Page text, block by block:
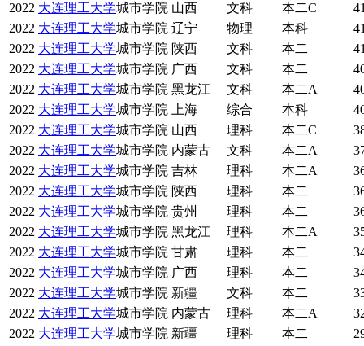
2022 大连理工大学城市学院 山西 文科 本二C
2022 大连理工大学城市学院 辽宁 物理 本科
2022 大连理工大学城市学院 陕西 文科 本二
2022 大连理工大学城市学院 广西 文科 本二
2022 大连理工大学城市学院 黑龙江 文科 本二A
2022 大连理工大学城市学院 上海 综合 本科
2022 大连理工大学城市学院 山西 理科 本二C
2022 大连理工大学城市学院 内蒙古 文科 本二A
2022 大连理工大学城市学院 吉林 理科 本二A
2022 大连理工大学城市学院 陕西 理科 本二
2022 大连理工大学城市学院 贵州 理科 本二
2022 大连理工大学城市学院 黑龙江 理科 本二A
2022 大连理工大学城市学院 甘肃 理科 本二
2022 大连理工大学城市学院 广西 理科 本二
2022 大连理工大学城市学院 新疆 文科 本二
2022 大连理工大学城市学院 内蒙古 理科 本二A
2022 大连理工大学城市学院 新疆 理科 本二